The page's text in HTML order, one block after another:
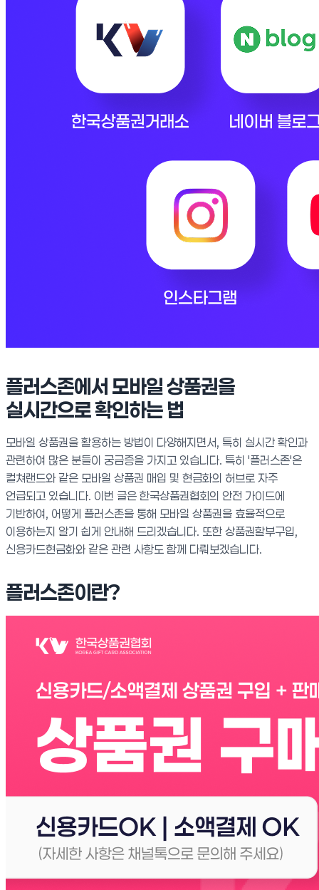
플러스존에서 모바일 상품권을
실시간으로 확인하는 법
모바일 상품권을 활용하는 방법이 다양해지면서, 특히 실시간 확인과
관련하여 많은 분들이 궁금증을 가지고 있습니다. 특히 '플러스존'은
컬쳐랜드와 같은 모바일 상품권 매입 및 현금화의 허브로 자주
언급되고 있습니다. 이번 글은 한국상품권협회의 안전 가이드에
기반하여, 어떻게 플러스존을 통해 모바일 상품권을 효율적으로
이용하는지 알기 쉽게 안내해 드리겠습니다. 또한 상품권할부구입,
신용카드현금화와 같은 관련 사항도 함께 다뤄보겠습니다.
플러스존이란?